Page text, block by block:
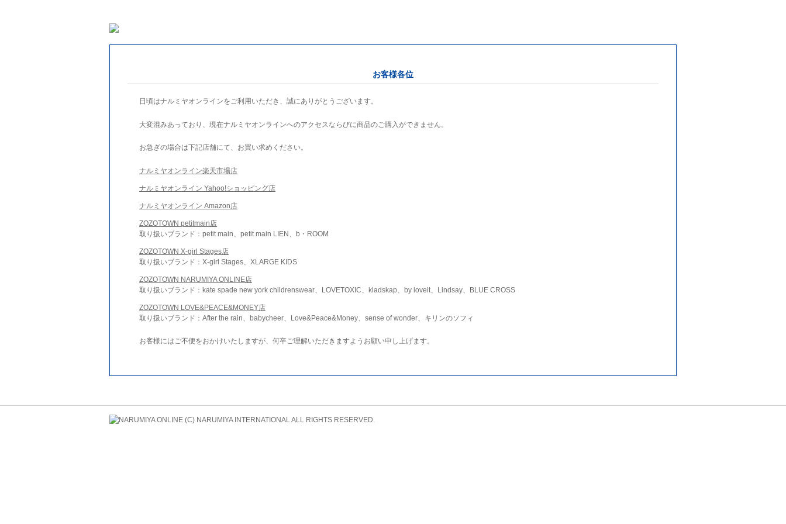
お客様各位
日頃はナルミヤオンラインをご利用いただき、誠にありがとうございます。
大変混みあっており、現在ナルミヤオンラインへのアクセスならびに商品のご購入ができません。
お急ぎの場合は下記店舗にて、お買い求めください。
ナルミヤオンライン楽天市場店
ナルミヤオンライン Yahoo!ショッピング店
ナルミヤオンライン Amazon店
ZOZOTOWN petitmain店
取り扱いブランド：petit main、petit main LIEN、b・ROOM
ZOZOTOWN X-girl Stages店
取り扱いブランド：X-girl Stages、XLARGE KIDS
ZOZOTOWN NARUMIYA ONLINE店
取り扱いブランド：kate spade new york childrenswear、LOVETOXIC、kladskap、by loveit、Lindsay、BLUE CROSS
ZOZOTOWN LOVE&PEACE&MONEY店
取り扱いブランド：After the rain、babycheer、Love&Peace&Money、sense of wonder、キリンのソフィ
お客様にはご不便をおかけいたしますが、何卒ご理解いただきますようお願い申し上げます。